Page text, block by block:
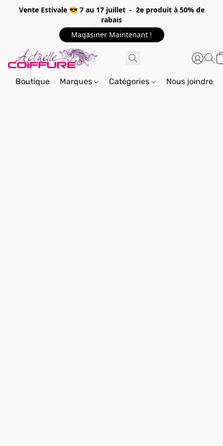
Vente Estivale 😎 7 au 17 juillet - 2e produit à 50% de
rabais
Magasiner Maintenant !
Boutique Marques Catégories Nous joindre